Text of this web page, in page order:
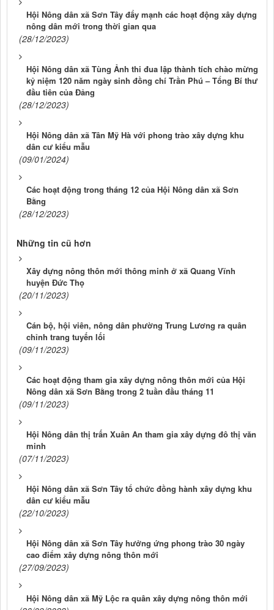
Hội Nông dân xã Sơn Tây đẩy mạnh các hoạt động xây dựng
nông dân mới trong thời gian qua
(28/12/2023)
Hội Nông dân xã Tùng Ảnh thi đua lập thành tích chào mừng
kỷ niệm 120 năm ngày sinh đồng chí Trần Phú – Tổng Bí thư
đầu tiên của Đảng
(28/12/2023)
Hội Nông dân xã Tân Mỹ Hà với phong trào xây dựng khu
dân cư kiểu mẫu
(09/01/2024)
Các hoạt động trong tháng 12 của Hội Nông dân xã Sơn
Bằng
(28/12/2023)
Những tin cũ hơn
Xây dựng nông thôn mới thông minh ở xã Quang Vĩnh
huyện Đức Thọ
(20/11/2023)
Cán bộ, hội viên, nông dân phường Trung Lương ra quân
chỉnh trang tuyến lối
(09/11/2023)
Các hoạt động tham gia xây dựng nông thôn mới của Hội
Nông dân xã Sơn Bằng trong 2 tuần đầu tháng 11
(09/11/2023)
Hội Nông dân thị trấn Xuân An tham gia xây dựng đô thị văn
minh
(07/11/2023)
Hội Nông dân xã Sơn Tây tổ chức đồng hành xây dựng khu
dân cư kiểu mẫu
(22/10/2023)
Hội Nông dân xã Sơn Tây hưởng ứng phong trào 30 ngày
cao điểm xây dựng nông thôn mới
(27/09/2023)
Hội Nông dân xã Mỹ Lộc ra quân xây dựng nông thôn mới